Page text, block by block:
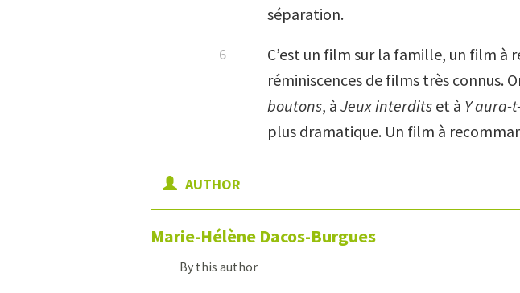
séparation.
C’est un film sur la famille, un film à
réminiscences de films très connus.
boutons, à Jeux interdits et à Y aura-
plus dramatique. Un film à
AUTHOR
Marie-Hélène Dacos-Burgues
By this author